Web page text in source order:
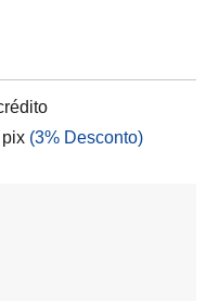
(3% Desconto)